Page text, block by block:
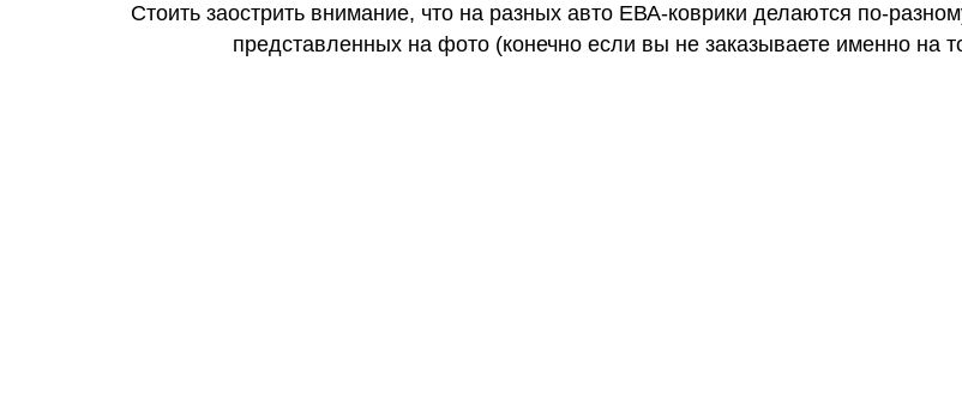
Стоить заострить внимание, что на разных авто ЕВА-коврики делаются по-
представленных на фото (конечно если вы не заказываете именно на